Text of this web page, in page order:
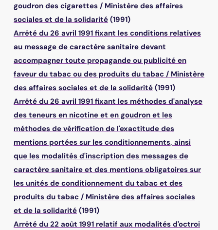
goudron des cigarettes / Ministère des affaires
sociales et de la solidarité (1991)
Arrêté du 26 avril 1991 fixant les conditions relatives
au message de caractère sanitaire devant
accompagner toute propagande ou publicité en
faveur du tabac ou des produits du tabac / Ministère
des affaires sociales et de la solidarité (1991)
Arrêté du 26 avril 1991 fixant les méthodes d'analyse
des teneurs en nicotine et en goudron et les
méthodes de vérification de l'exactitude des
mentions portées sur les conditionnements, ainsi
que les modalités d'inscription des messages de
caractère sanitaire et des mentions obligatoires sur
les unités de conditionnement du tabac et des
produits du tabac / Ministère des affaires sociales
et de la solidarité (1991)
Arrêté du 22 août 1991 relatif aux modalités d'octroi